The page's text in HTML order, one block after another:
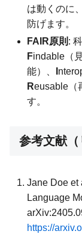
は動くのに
防げます。
FAIR原則 :
Findable（
能）、
Reusable（
す。
参考文献（
Jane Doe et
Language
https://